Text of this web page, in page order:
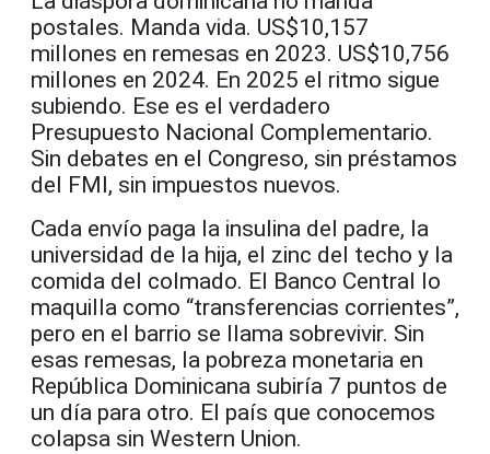
postales. Manda vida. US$10,157
millones en remesas en 2023. US$10,756
millones en 2024. En 2025 el ritmo sigue
subiendo. Ese es el verdadero
Presupuesto Nacional Complementario.
Sin debates en el Congreso, sin préstamos
del FMI, sin impuestos nuevos.
Cada envío paga la insulina del padre, la
universidad de la hija, el zinc del techo y la
comida del colmado. El Banco Central lo
maquilla como “transferencias corrientes”,
pero en el barrio se llama sobrevivir. Sin
esas remesas, la pobreza monetaria en
República Dominicana subiría 7 puntos de
un día para otro. El país que conocemos
colapsa sin Western Union.